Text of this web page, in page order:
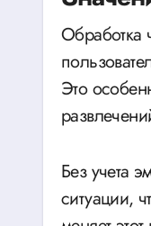
Обработка
Это
Без учета
ситуации,